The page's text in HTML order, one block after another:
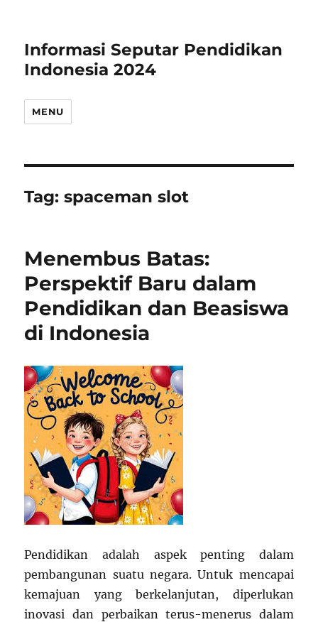
Informasi Seputar Pendidikan
Indonesia 2024
MENU
Tag:spaceman slot
Menembus Batas:
Perspektif Baru dalam
Pendidikan dan Beasiswa
di Indonesia
Pendidikan adalah aspek penting dalam
pembangunan suatu negara. Untuk mencapai
kemajuan yang berkelanjutan, diperlukan
inovasi dan perbaikan terus-menerus dalam